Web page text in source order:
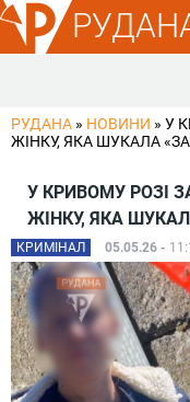
РУДАНА » НОВИНИ » У
ЖІНКУ, ЯКА ШУКАЛА
У КРИВОМУ РОЗІ
ЖІНКУ, ЯКА
КРИМІНАЛ 05.05.26 -